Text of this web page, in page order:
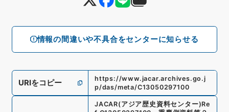
情報の間違いや不具合をセンターに知らせる
URIをコピー
https://www.jacar.archives.go.j
p/das/meta/C13050297100
JACAR(アジア歴史資料センター)Re